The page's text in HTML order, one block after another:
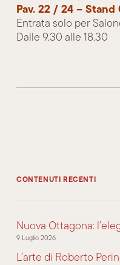
Pav. 22 / 24 – Stand
Entrata solo per
Dalle 9.30 alle 18.30
CONTENUTI RECENTI
Nuova Ottagona:
9 Luglio 2026
L’arte di Roberto